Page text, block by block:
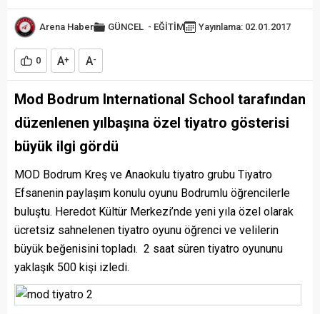
Arena Haber GÜNCEL - EĞİTİM Yayınlama: 02.01.2017
0 A+ A-
Mod Bodrum International School tarafından
düzenlenen yılbaşına özel tiyatro gösterisi
büyük ilgi gördü
MOD Bodrum Kreş ve Anaokulu tiyatro grubu Tiyatro
Efsanenin paylaşım konulu oyunu Bodrumlu öğrencilerle
buluştu. Heredot Kültür Merkezi’nde yeni yıla özel olarak
ücretsiz sahnelenen tiyatro oyunu öğrenci ve velilerin
büyük beğenisini topladı. 2 saat süren tiyatro oyununu
yaklaşık 500 kişi izledi.